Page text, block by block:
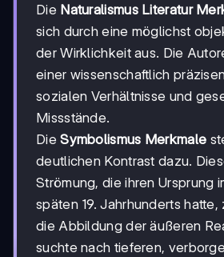
Die Naturalismus Literatur
sich durch eine möglichst
der Wirklichkeit aus. Die
einer wissenschaftlich
sozialen Verhältnisse und
Missstände.
DieSymbolismus Merkmale
deutlichen Kontrast dazu.
Strömung, die ihren Ursprung
späten 19. Jahrhunderts
die Abbildung der äußeren
suchte nach tieferen,